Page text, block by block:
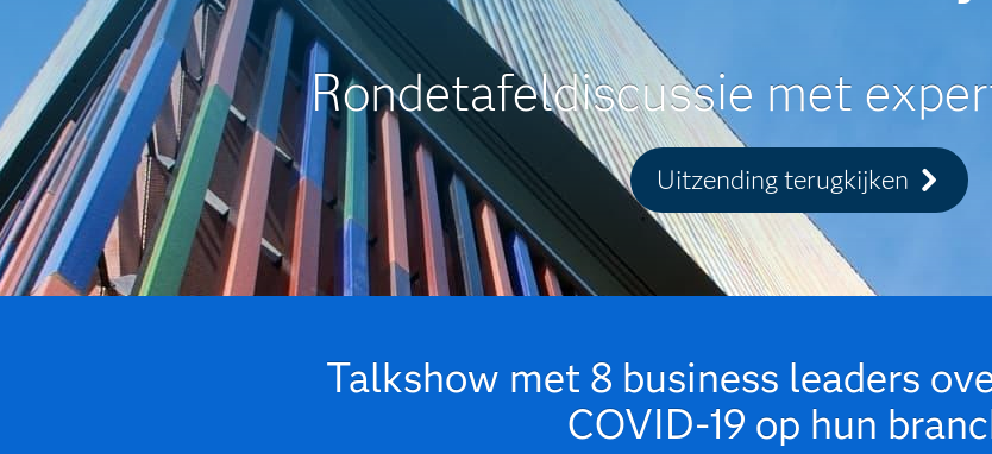
Rondetafeldiscussie met
Uitzending terugkijken
Talkshow met 8 business leaders
COVID-19 op hun